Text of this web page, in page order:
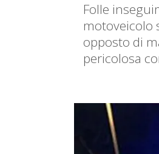
Folle
motoveicolo
opposto di
pericolosa